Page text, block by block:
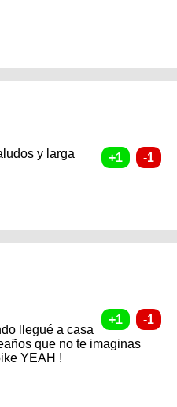
y larga
llegué a casa
que no te imaginas
YEAH !